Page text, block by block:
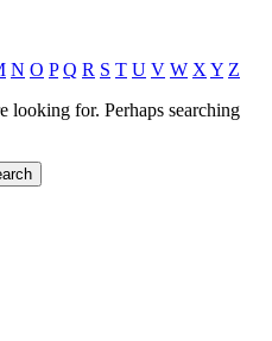
N O P Q R S T U V W X Y Z
looking for. Perhaps searching